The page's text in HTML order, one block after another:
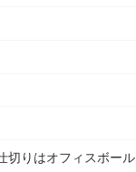
りはオフィスボール